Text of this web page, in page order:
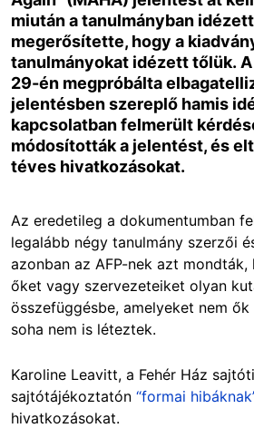
miután a tanulmányban
megerősítette, hogy a
tanulmányokat idézett tőlük. A
29-én megpróbálta
jelentésben szereplő hamis
kapcsolatban felmerült
módosították a jelentést, és
téves hivatkozásokat.
Az eredetileg a dokumentumban
legalább négy tanulmány szerzői
azonban az AFP-nek azt mondták,
őket vagy szervezeteiket olyan
összefüggésbe, amelyeket nem
soha nem is léteztek.
Karoline Leavitt, a Fehér Ház
sajtótájékoztatón “formai
hivatkozásokat.